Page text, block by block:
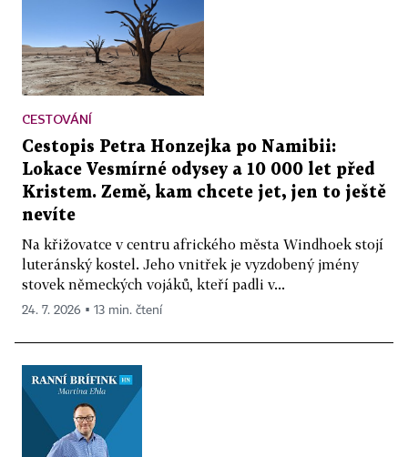
CESTOVÁNÍ
Cestopis Petra Honzejka po Namibii:
Lokace Vesmírné odysey a 10 000 let před
Kristem. Země, kam chcete jet, jen to ještě
nevíte
Na křižovatce v centru afrického města Windhoek stojí
luteránský kostel. Jeho vnitřek je vyzdobený jmény
stovek německých vojáků, kteří padli v...
24. 7. 2026 ▪ 13 min. čtení